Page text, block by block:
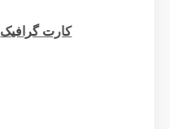
کارت گرافیک